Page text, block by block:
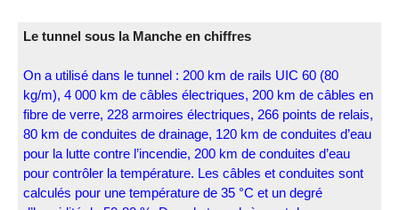
Le tunnel sous la Manche en chiffres
On a utilisé dans le tunnel : 200 km de rails UIC 60 (80
kg/m), 4 000 km de câbles électriques, 200 km de câbles en
fibre de verre, 228 armoires électriques, 266 points de relais,
80 km de conduites de drainage, 120 km de conduites d’eau
pour la lutte contre l’incendie, 200 km de conduites d’eau
pour contrôler la température. Les câbles et conduites sont
calculés pour une température de 35 °C et un degré